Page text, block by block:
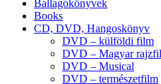
Ballagókönyvek
Books
CD, DVD, Hangoskönyv
DVD – külföldi film
DVD – Magyar
DVD – Musical
DVD – természetfilm